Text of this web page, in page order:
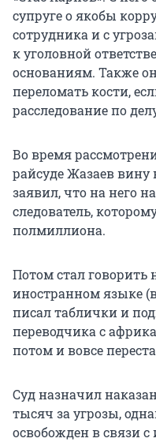
супруге о якобы
сотрудника и с
к уголовной
основаниям. Также
переломать кости,
расследование по
Во время
райсуде Жазаев вину
заявил, что на него
следователь,
полмиллиона.
Потом стал говорить
иностранном языке
писал таблички и
переводчика с
потом и вовсе
Суд назначил
тысяч за угрозы,
освобожден в связи с